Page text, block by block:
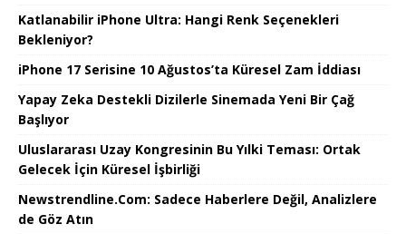
Katlanabilir iPhone Ultra: Hangi Renk Seçenekleri
Bekleniyor?
iPhone 17 Serisine 10 Ağustos’ta Küresel Zam İddiası
Yapay Zeka Destekli Dizilerle Sinemada Yeni Bir Çağ
Başlıyor
Uluslararası Uzay Kongresinin Bu Yılki Teması: Ortak
Gelecek İçin Küresel İşbirliği
Newstrendline.Com: Sadece Haberlere Değil, Analizlere
de Göz Atın